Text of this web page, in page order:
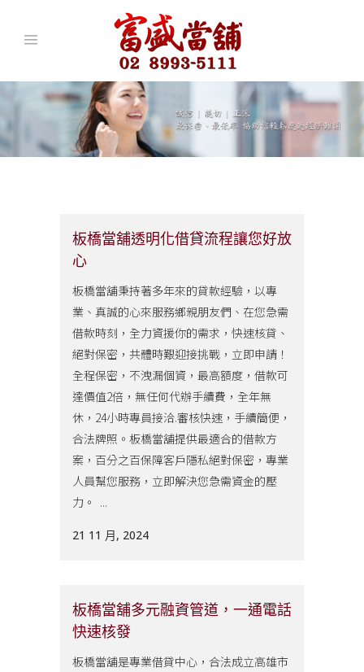
板橋當舖透明化借貸流程讓您好放
心
板橋當舖秉持著多年來的貸款經驗，以專
業、真誠的心來服務鄉親朋友們、在您急需
借款時刻，全力資援你的需求，快速核貸、
絕對保密，共體時艱迎接挑戰，立即申請！
全程保密，不洩漏個資，最高額度，借款可
達價值2倍，無任何代辦手續費，全年無
休，24小時專員接洽.審核快速，手續簡便，
合法牌照。板橋當舖提供最適合的借款方
案，百分之百保障客戶隱私絕對保密，專業
人員幫您服務，立即解決您急需資金的壓
力。 ...
21 11 月, 2024
板橋當舖多元融資管道，一通電話
快速核發
板橋當舖是專業借貸中心，合法成立高雄市